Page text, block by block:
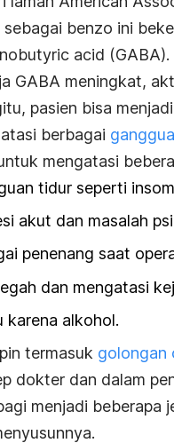
sebagai benzo ini
acid (GABA).
GABA meningkat,
pasien bisa
berbagai
mengatasi
tidur seperti
akut dan masalah
penenang saat
dan mengatasi
karena alkohol.
termasuk golongan
dokter dan dalam
menjadi beberapa